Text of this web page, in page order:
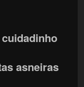
asneiras